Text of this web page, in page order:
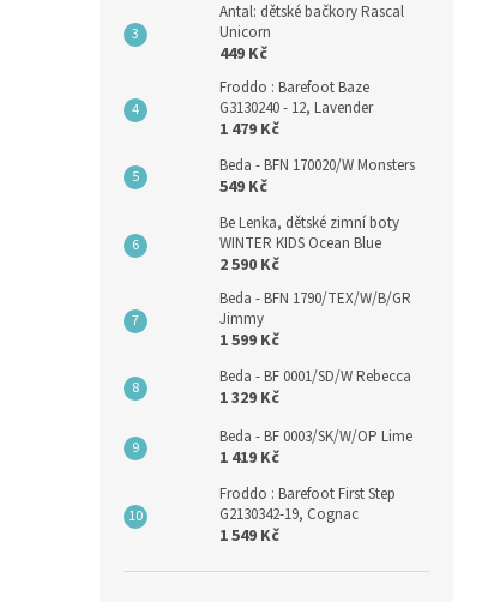
Antal: dětské bačkory Rascal
Unicorn
449 Kč
Froddo : Barefoot Baze
G3130240 - 12, Lavender
1 479 Kč
Beda - BFN 170020/W Monsters
549 Kč
Be Lenka, dětské zimní boty
WINTER KIDS Ocean Blue
2 590 Kč
Beda - BFN 1790/TEX/W/B/GR
Jimmy
1 599 Kč
Beda - BF 0001/SD/W Rebecca
1 329 Kč
Beda - BF 0003/SK/W/OP Lime
1 419 Kč
Froddo : Barefoot First Step
G2130342-19, Cognac
1 549 Kč